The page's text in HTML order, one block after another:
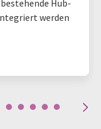
Hub-
werden